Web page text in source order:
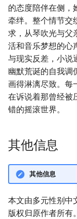
的态度陪伴在侧，
牵绊。整个情节交
求，从琴吹光与父
活和音乐梦想的心
与现实反差，小说
幽默荒诞的自我调
画得淋漓尽致。每
在诉说着那曾经被
错的摇滚世界。
其他信息
其他信息
本文由多元性别中
版权归原作者所有。